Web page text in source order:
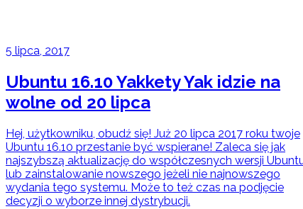
5 lipca, 2017
Ubuntu 16.10 Yakkety Yak idzie na
wolne od 20 lipca
Hej, użytkowniku, obudź się! Już 20 lipca 2017 roku twoje
Ubuntu 16.10 przestanie być wspierane! Zaleca się jak
najszybszą aktualizację do współczesnych wersji
lub zainstalowanie nowszego jeżeli nie najnowszego
wydania tego systemu. Może to też czas na podjęcie
decyzji o wyborze innej dystrybucji.